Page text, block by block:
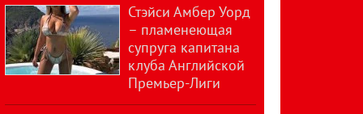
Стэйси Амбер Уорд
– пламенеющая
супруга капитана
клуба Английской
Премьер-Лиги